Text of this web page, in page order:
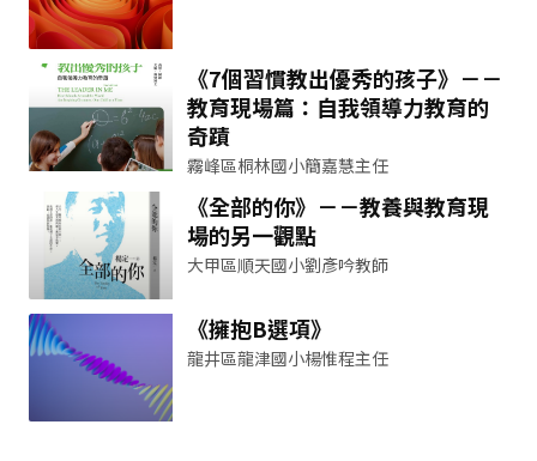
《7個習慣教出優秀的孩子》－－
教育現場篇：自我領導力教育的
奇蹟
霧峰區桐林國小簡嘉慧主任
《全部的你》－－教養與教育現
場的另一觀點
大甲區順天國小劉彥吟教師
《擁抱B選項》
龍井區龍津國小楊惟程主任